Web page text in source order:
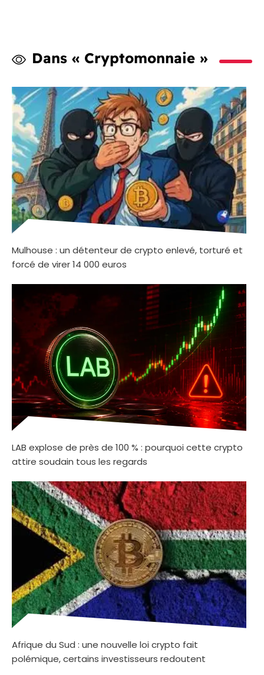
Dans « Cryptomonnaie »
Mulhouse : un détenteur de crypto enlevé, torturé et
forcé de virer 14 000 euros
LAB explose de près de 100 % : pourquoi cette crypto
attire soudain tous les regards
Afrique du Sud : une nouvelle loi crypto fait
polémique, certains investisseurs redoutent